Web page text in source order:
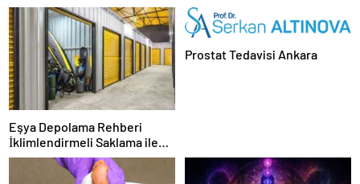
Karar Duruşmasına Çevrildi
Eşya Depolama Rehberi
İklimlendirmeli Saklama ile
Güvenli Kullanım
Prostat Tedavisi Ankara